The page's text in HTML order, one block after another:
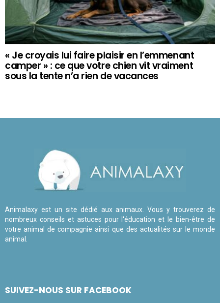
« Je croyais lui faire plaisir en l’emmenant
camper » : ce que votre chien vit vraiment
sous la tente n’a rien de vacances
Animalaxy est un site dédié aux animaux. Vous y trouverez de
nombreux conseils et astuces pour l'éducation et le bien-être de
votre animal de compagnie ainsi que des actualités sur le monde
animal.
SUIVEZ-NOUS SUR FACEBOOK